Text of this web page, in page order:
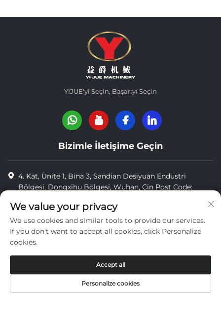
YIJUE'yi Seçin, Başarıyı Seçin
Bizimle İletişime Geçin
4. Kat, Ünite 1, Bina 3, Sandian Desiyuan Endüstri
Bölgesi, Dongxihu Bölgesi, Wuhan, Çin Post Code:
8618971664820
8618971664820
We value your privacy
We use cookies and similar tools to provide our services.
If you don't want to accept all cookies, click Personalize
cookies.
Personalize cookies
Accept all